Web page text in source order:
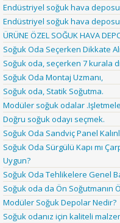
Endüstriyel soğuk hava
Endüstriyel soğuk hava deposu
ÜRÜNE ÖZEL SOĞUK HAVA
Soğuk Oda Seçerken Dikkate
Soğuk oda, seçerken 7 kurala
Soğuk Oda Montaj Uzmanı,
Soğuk oda, Statik Soğutma.
Modüler soğuk odalar
Doğru soğuk odayı seçmek.
Soğuk Oda Sandviç Panel
Soğuk Oda Sürgülü Kapı mı
Uygun?
Soğuk Oda Tehlikelere Genel
Soğuk oda da Ön Soğutmanın
Modüler Soğuk Depolar Nedir?
Soğuk odanız için kaliteli